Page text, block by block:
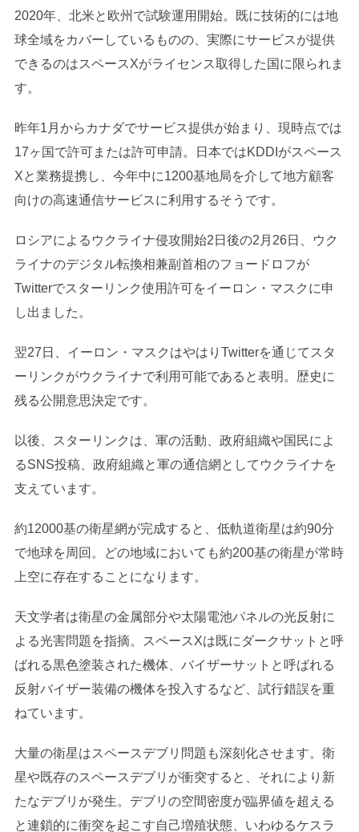
2020年、北米と欧州で試験運用開始。既に技術的には地
球全域をカバーしているものの、実際にサービスが提供
できるのはスペースXがライセンス取得した国に限られま
す。
昨年1月からカナダでサービス提供が始まり、現時点では
17ヶ国で許可または許可申請。日本ではKDDIがスペース
Xと業務提携し、今年中に1200基地局を介して地方顧客
向けの高速通信サービスに利用するそうです。
ロシアによるウクライナ侵攻開始2日後の2月26日、ウク
ライナのデジタル転換相兼副首相のフョードロフが
Twitterでスターリンク使用許可をイーロン・マスクに申
し出ました。
翌27日、イーロン・マスクはやはりTwitterを通じてスタ
ーリンクがウクライナで利用可能であると表明。歴史に
残る公開意思決定です。
以後、スターリンクは、軍の活動、政府組織や国民によ
るSNS投稿、政府組織と軍の通信網としてウクライナを
支えています。
約12000基の衛星網が完成すると、低軌道衛星は約90分
で地球を周回。どの地域においても約200基の衛星が常時
上空に存在することになります。
天文学者は衛星の金属部分や太陽電池パネルの光反射に
よる光害問題を指摘。スペースXは既にダークサットと呼
ばれる黒色塗装された機体、バイザーサットと呼ばれる
反射バイザー装備の機体を投入するなど、試行錯誤を重
ねています。
大量の衛星はスペースデブリ問題も深刻化させます。衛
星や既存のスペースデブリが衝突すると、それにより新
たなデブリが発生。デブリの空間密度が臨界値を超える
と連鎖的に衝突を起こす自己増殖状態、いわゆるケスラ